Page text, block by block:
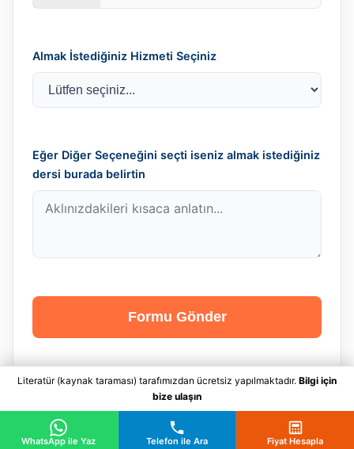
Almak İstediğiniz Hizmeti Seçiniz
Eğer Diğer Seçeneğini seçti iseniz almak istediğiniz
dersi burada belirtin
Formu Gönder
Literatür (kaynak taraması) tarafımızdan ücretsiz yapılmaktadır. Bilgi için
bize ulaşın
WhatsApp ile Yaz Telefon ile Ara Fiyat Hesapla